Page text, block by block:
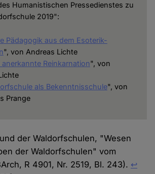
Humanistischen Pressedienstes zu
2019":
Pädagogik aus dem Esoterik-
", von Andreas Lichte
anerkannte Reinkarnation", von
als Bekenntnisschule", von
Prange
der Waldorfschulen, "Wesen
der Waldorfschulen" vom
R 4901, Nr. 2519, Bl. 243). ↩︎